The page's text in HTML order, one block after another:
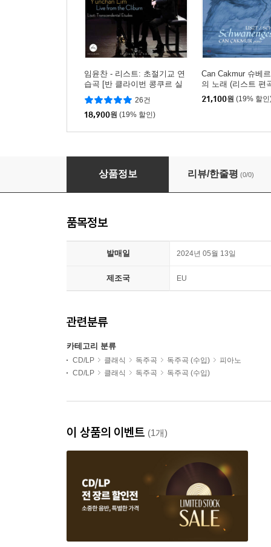
임윤찬 - 리스트: 초절기교 연
습곡 [반 클라이번 콩쿠르 실
황 녹음]
26건
18,900원 (19% 할인)
Can Cakmur 슈베
의 노래 (리스트 편
ert - Liszt:
21,100원 (19% 할인
Martin Cousin 리스트: 피아노 전곡 61집 [오
상품정보 리뷰/한줄평 (0/0)
품목정보
발매일 2024년 05월 13일
제조국 EU
관련분류
카테고리 분류
CD/LP 클래식 독주곡 독주곡 (수입)
피아노
CD/LP
클래식 독주곡 독주곡 (수입)
이 상품의 이벤트 (1개)